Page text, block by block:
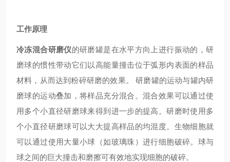
工作原理
冷冻混合研磨仪的研磨罐是在水平方向上进行振动的，研
磨球的惯性带动它们以高能量撞击位于弧形内表面的样品
材料，从而达到粉碎研磨的效果。 研磨罐的运动与罐内研
磨球的运动叠加，将样品充分混合。混合效果可以通过使
用多个小直径研磨球来得到进一步的提高。研磨时使用多
个小直径研磨球可以大大提高样品的均混度。生物细胞就
可以通过使用大量小球（如玻璃珠）进行细胞破碎。球与
球之间的巨大撞击和磨擦可有效地实现细胞的破碎。